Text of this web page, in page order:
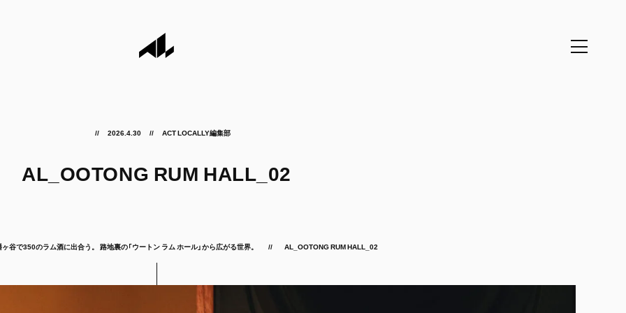
2026.4.30 ACT LOCALLY編集部
AL_OOTONG RUM HALL_02
谷で350のラム酒に出合う。 路地裏の「ウートン ラム ホール」から広がる世界。 AL_OOTONG RUM HALL_02